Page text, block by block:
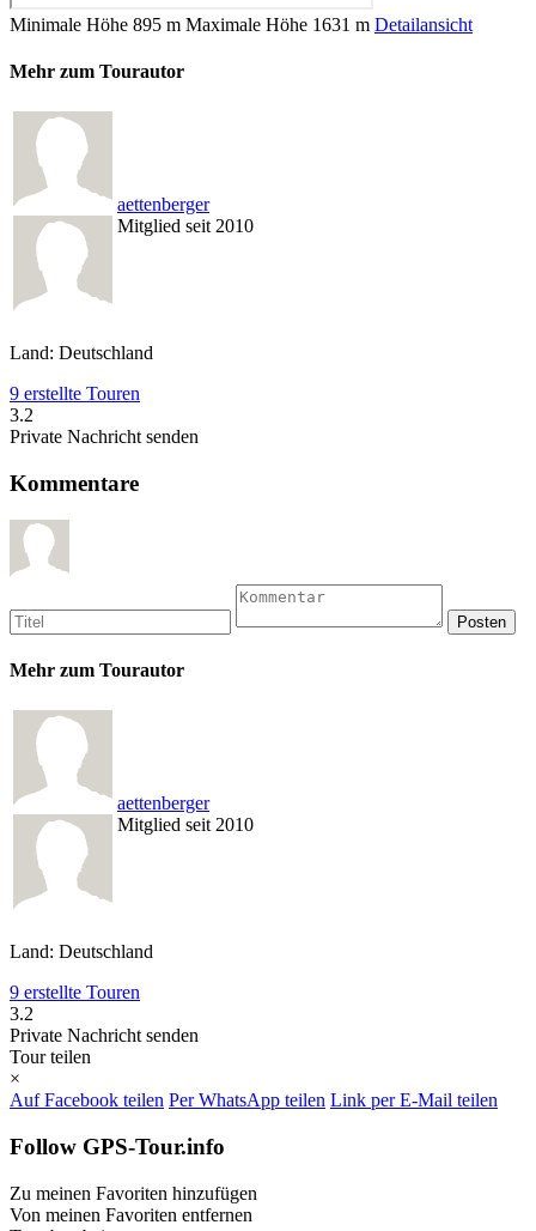
Minimale Höhe 895 m Maximale Höhe 1631 m Detailansicht
Mehr zum Tourautor
aettenberger
Mitglied seit 2010
Land: Deutschland
9 erstellte Touren
3.2
Private Nachricht senden
Kommentare
Mehr zum Tourautor
aettenberger
Mitglied seit 2010
Land: Deutschland
9 erstellte Touren
3.2
Private Nachricht senden
Tour teilen
×
Auf Facebook teilen Per WhatsApp teilen Link per E-Mail teilen
Follow GPS-Tour.info
Zu meinen Favoriten hinzufügen
Von meinen Favoriten entfernen